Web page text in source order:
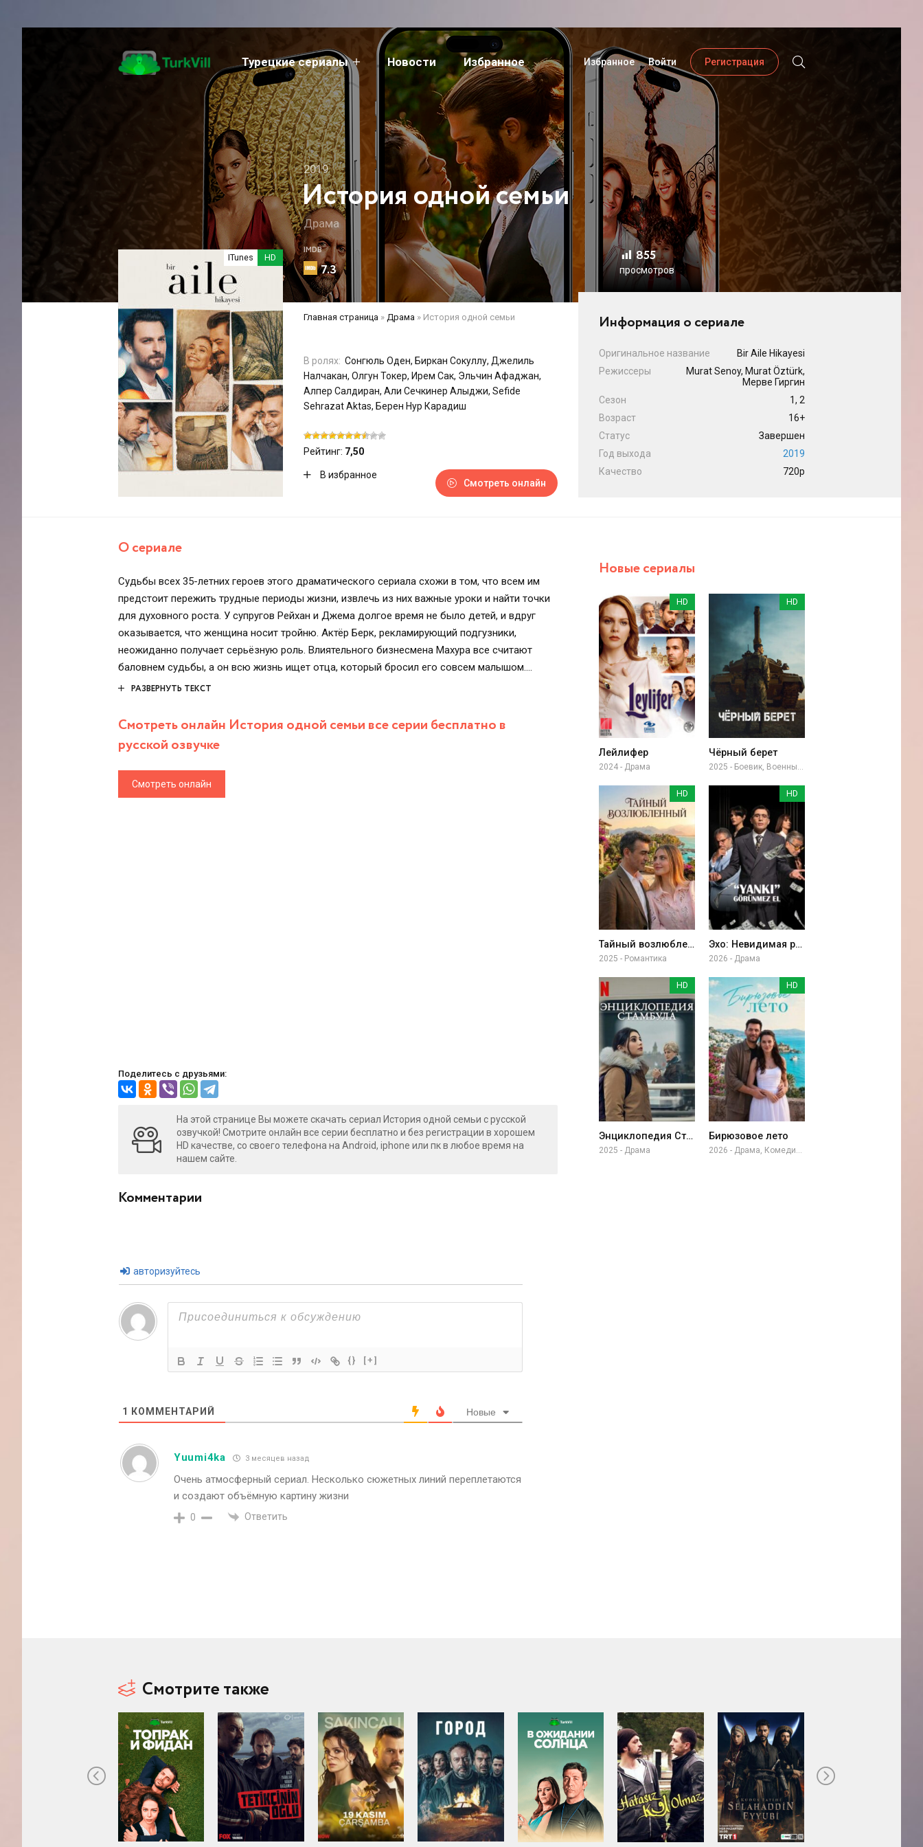
Турецкие сериалы Новости Избранное Избранное Войти Регистрация
История одной семьи
ITunes HD
2019
Драма
IMDB
7.3
Главная страница » Драма » История одной семьи
В ролях: Сонгюль Оден, Биркан Сокуллу, Джелиль
Налчакан, Олгун Токер, Ирем Сак, Эльчин Афаджан,
Алпер Салдиран, Али Сечкинер Алыджи, Sefide
Sehrazat Aktas, Берен Нур Карадиш
Рейтинг: 7,50
В избранное
Смотреть онлайн
855
просмотров
Информация о сериале
Оригинальное название
Bir Aile Hikayesi
Режиссеры
Murat Senoy, Murat Öztürk,
Мерве Гиргин
Сезон
1, 2
Возраст
16+
Статус
Завершен
Год выхода
2019
Качество
720p
О сериале
Судьбы всех 35-летних героев этого драматического сериала схожи в том, что всем им
предстоит пережить трудные периоды жизни, извлечь из них важные уроки и найти точки
для духовного роста. У супругов Рейхан и Джема долгое время не было детей, и вдруг
оказывается, что женщина носит тройню. Актёр Берк, рекламирующий подгузники,
неожиданно получает серьёзную роль. Влиятельного бизнесмена Махура все считают
баловнем судьбы, а он всю жизнь ищет отца, который бросил его совсем малышом.
Пухляшка Бэста всю жизнь сидит на диетах и вдруг знакомится с обаятельным
РАЗВЕРНУТЬ ТЕКСТ
Смотреть онлайн История одной семьи все серии бесплатно в
русской озвучке
Смотреть онлайн
Поделитесь с друзьями:
На этой странице Вы можете скачать сериал История одной семьи с русской
озвучкой! Смотрите онлайн все серии бесплатно и без регистрации в хорошем
HD качестве, со своего телефона на Android, iphone или пк в любое время на
нашем сайте.
Комментарии
авторизуйтесь
{} [+]
1 КОММЕНТАРИЙ Новые
Yuumi4ka 3 месяцев назад
Очень атмосферный сериал. Несколько сюжетных линий переплетаются
и создают объёмную картину жизни
0 Ответить
Новые сериалы
HD
Лейлифер
2024 - Драма
HD
Чёрный берет
2025 - Боевик, Военный, Драма
HD
Тайный возлюбленный
2025 - Романтика
HD
Эхо: Невидимая рука
2026 - Драма
HD
Энциклопедия Стамбула
2025 - Драма
HD
Бирюзовое лето
2026 - Драма, Комедия, Приключение
Смотрите также
Семейный Фантастика